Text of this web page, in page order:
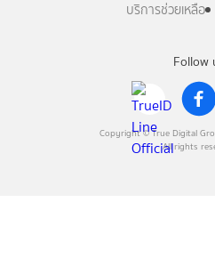
Follow
Copyright © True Digital
All rights
บริการช่วยเหลือ